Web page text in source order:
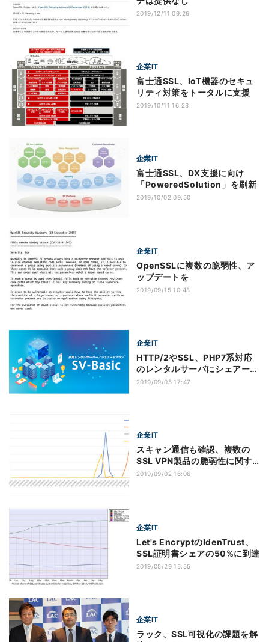
2019/12/11 09:26
企業IT
富士通SSL、IoT機器のセキュ
リティ対策をトータルに支援
2019/10/11 16:23
企業IT
富士通SSL、DX支援に向け
「PoweredSolution」を刷新
2019/10/02 09:50
企業IT
OpenSSLに複数の脆弱性、ア
ップデートを
2019/09/15 10:48
企業IT
HTTP/2やSSL、PHP7系対応
のレンタルサーバにシェアード
プラン
2019/09/05 17:47
企業IT
スキャン通信も確認、複数の
SSL VPN製品の脆弱性に関す
る注意喚起 - JPCERT/CC
2019/09/02 16:06
企業IT
Let's EncryptのIdenTrust、
SSL証明書シェアの50%に到達
2019/05/29 15:55
企業IT
ラック、SSL可視化の課題を解